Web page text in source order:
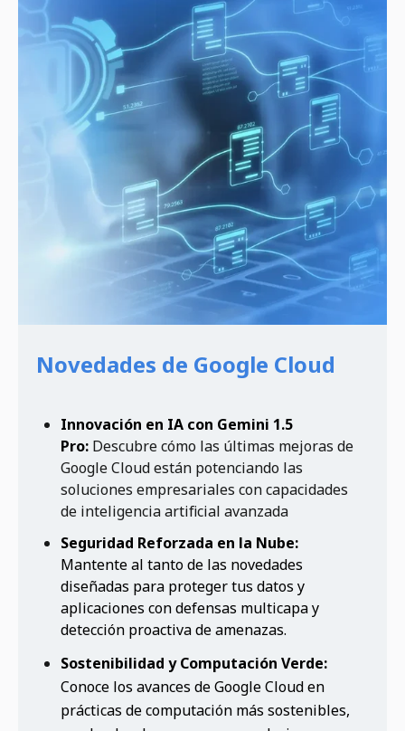
Novedades de Google Cloud
Innovación en IA con Gemini 1.5
Pro: Descubre cómo las últimas mejoras de
Google Cloud están potenciando las
soluciones empresariales con capacidades
de inteligencia artificial avanzada
Seguridad Reforzada en la Nube:
Mantente al tanto de las novedades
diseñadas para proteger tus datos y
aplicaciones con defensas multicapa y
detección proactiva de amenazas.
Sostenibilidad y Computación Verde:
Conoce los avances de Google Cloud en
prácticas de computación más sostenibles,